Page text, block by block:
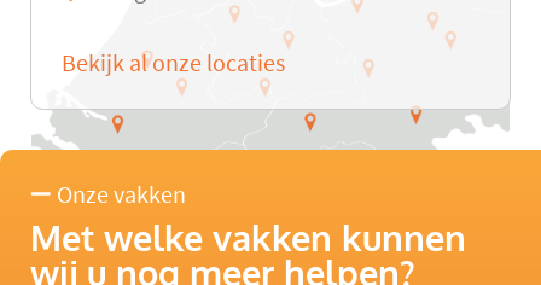
Bekijk al onze locaties
Onze vakken
Met welke vakken kunnen
wij u nog meer helpen?